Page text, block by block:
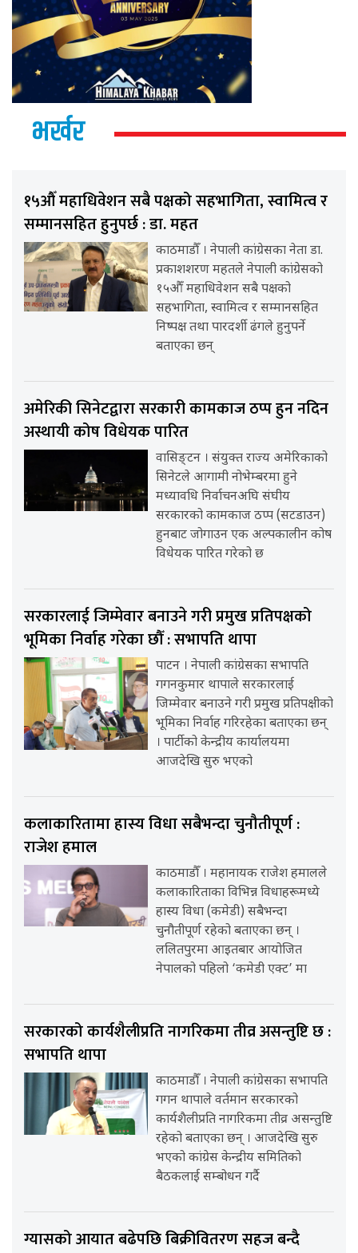
भर्खर
१५औँ महाधिवेशन सबै पक्षको सहभागिता, स्वामित्व र
सम्मानसहित हुनुपर्छ : डा. महत
काठमाडौँ । नेपाली कांग्रेसका नेता डा.
प्रकाशशरण महतले नेपाली कांग्रेसको
१५औँ महाधिवेशन सबै पक्षको
सहभागिता, स्वामित्व र सम्मानसहित
निष्पक्ष तथा पारदर्शी ढंगले हुनुपर्ने
बताएका छन्
अमेरिकी सिनेटद्वारा सरकारी कामकाज ठप्प हुन नदिन
अस्थायी कोष विधेयक पारित
वासिङ्टन । संयुक्त राज्य अमेरिकाको
सिनेटले आगामी नोभेम्बरमा हुने
मध्यावधि निर्वाचनअघि संघीय
सरकारको कामकाज ठप्प (सटडाउन)
हुनबाट जोगाउन एक अल्पकालीन कोष
विधेयक पारित गरेको छ
सरकारलाई जिम्मेवार बनाउने गरी प्रमुख प्रतिपक्षको
भूमिका निर्वाह गरेका छौँ : सभापति थापा
पाटन । नेपाली कांग्रेसका सभापति
गगनकुमार थापाले सरकारलाई
जिम्मेवार बनाउने गरी प्रमुख प्रतिपक्षीको
भूमिका निर्वाह गरिरहेका बताएका छन्
। पार्टीको केन्द्रीय कार्यालयमा
आजदेखि सुरु भएको
कलाकारितामा हास्य विधा सबैभन्दा चुनौतीपूर्ण :
राजेश हमाल
काठमाडौँ । महानायक राजेश हमालले
कलाकारिताका विभिन्न विधाहरूमध्ये
हास्य विधा (कमेडी) सबैभन्दा
चुनौतीपूर्ण रहेको बताएका छन् ।
ललितपुरमा आइतबार आयोजित
नेपालको पहिलो ‘कमेडी एक्ट’ मा
सरकारको कार्यशैलीप्रति नागरिकमा तीव्र असन्तुष्टि छ :
सभापति थापा
काठमाडौँ । नेपाली कांग्रेसका सभापति
गगन थापाले वर्तमान सरकारको
कार्यशैलीप्रति नागरिकमा तीव्र असन्तुष्टि
रहेको बताएका छन् । आजदेखि सुरु
भएको कांग्रेस केन्द्रीय समितिको
बैठकलाई सम्बोधन गर्दै
ग्यासको आयात बढेपछि बिक्रीवितरण सहज बन्दै